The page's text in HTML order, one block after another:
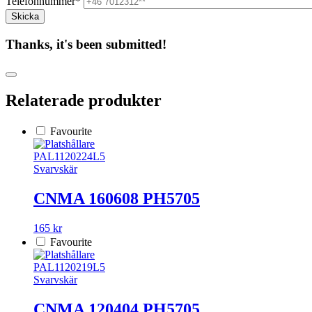
Thanks, it's been submitted!
Relaterade produkter
Favourite
PAL1120224L5
Svarvskär
CNMA 160608 PH5705
165 kr
Favourite
PAL1120219L5
Svarvskär